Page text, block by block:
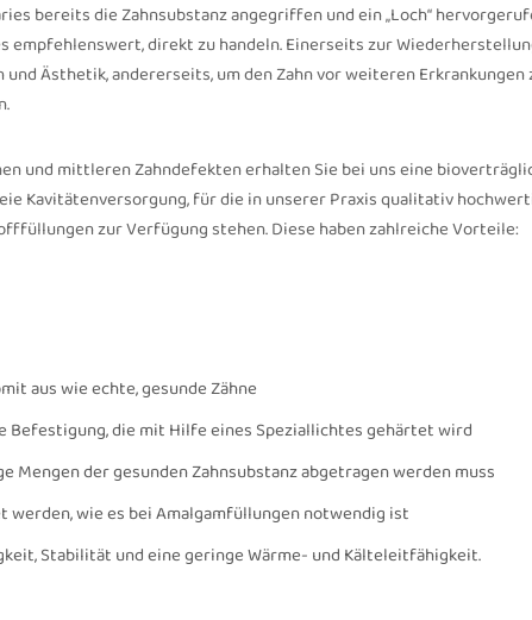
bereits die Zahnsubstanz angegriffen und ein „Loch“
empfehlenswert, direkt zu handeln. Einerseits zur
und Ästhetik, andererseits, um den Zahn vor weiteren Erkrankungen
und mittleren Zahndefekten erhalten Sie bei uns eine
Kavitätenversorgung, für die in unserer Praxis qualitativ
zur Verfügung stehen. Diese haben zahlreiche Vorteile:
aus wie echte, gesunde Zähne
Befestigung, die mit Hilfe eines Speziallichtes gehärtet wird
Mengen der gesunden Zahnsubstanz abgetragen werden muss
wie es bei Amalgamfüllungen notwendig ist
Stabilität und eine geringe Wärme- und Kälteleitfähigkeit.